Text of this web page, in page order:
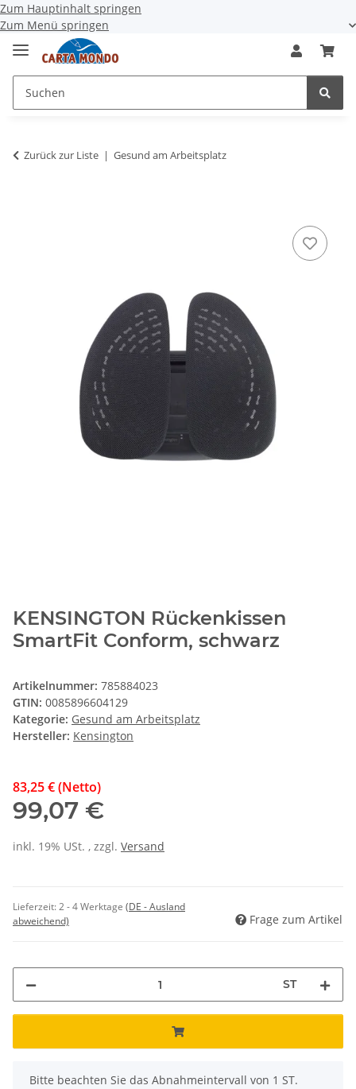
Zum Hauptinhalt springen
Zum Menü springen
Zurück zur Liste Gesund am Arbeitsplatz
KENSINGTON Rückenkissen
SmartFit Conform, schwarz
Artikelnummer: 785884023
GTIN: 0085896604129
Kategorie: Gesund am Arbeitsplatz
Hersteller: Kensington
83,25 € (Netto)
99,07 €
inkl. 19% USt. , zzgl. Versand
Lieferzeit:2 - 4 Werktage (DE - Ausland
abweichend)
Frage zum Artikel
ST
x
Bitte beachten Sie das Abnahmeintervall von 1 ST.